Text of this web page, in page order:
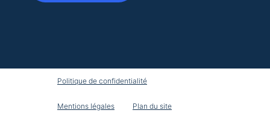
Politique de confidentialité
Mentions légales Plan du site